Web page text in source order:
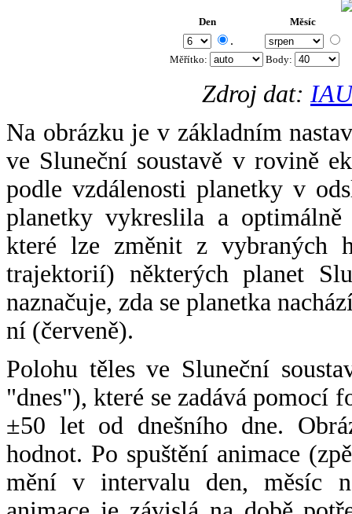
Den Měsíc
.
Měřítko: Body:
Zdroj dat:
Na obrázku je v základním
ve Sluneční soustavě v rovině
podle vzdálenosti planetky v
planetky vykreslila a
které lze změnit z vybraných
trajektorií) některých planet
naznačuje, zda se planetka
ní (červeně).
Polohu těles ve Sluneční
"dnes"), které se zadává pomocí
±50 let od dnešního dne.
hodnot. Po spuštění animace
mění v intervalu den, měsíc